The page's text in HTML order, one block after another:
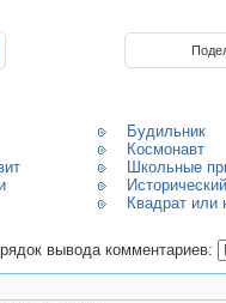
Будильник
Космонавт
Школьные
Квадрат или
вывода комментариев: